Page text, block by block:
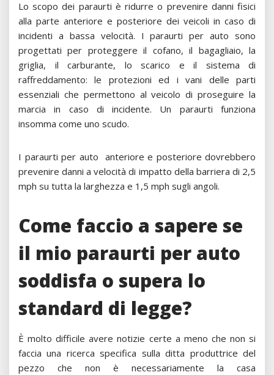
Lo scopo dei paraurti è ridurre o prevenire danni fisici
alla parte anteriore e posteriore dei veicoli in caso di
incidenti a bassa velocità. I paraurti per auto sono
progettati per proteggere il cofano, il bagagliaio, la
griglia, il carburante, lo scarico e il sistema di
raffreddamento: le protezioni ed i vani delle parti
essenziali che permettono al veicolo di proseguire la
marcia in caso di incidente. Un paraurti funziona
insomma come uno scudo.
I paraurti per auto anteriore e posteriore dovrebbero
prevenire danni a velocità di impatto della barriera di 2,5
mph su tutta la larghezza e 1,5 mph sugli angoli.
Come faccio a sapere se
il mio paraurti per auto
soddisfa o supera lo
standard di legge?
È molto difficile avere notizie certe a meno che non si
faccia una ricerca specifica sulla ditta produttrice del
pezzo che non è necessariamente la casa